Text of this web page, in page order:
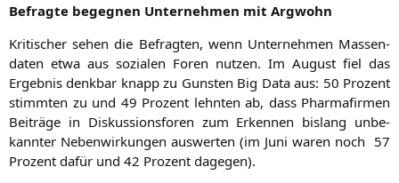
Befrag­te begeg­nen Unter­neh­men mit Argwohn
Kri­ti­scher sehen die Befrag­ten, wenn Unter­neh­men Mas­sen­
da­ten etwa aus sozia­len Foren nut­zen. Im August fiel das
Ergeb­nis denk­bar knapp zu Guns­ten Big Data aus: 50 Pro­zent
stimm­ten zu und 49 Pro­zent lehn­ten ab, dass Phar­ma­fir­men
Bei­trä­ge in Dis­kus­si­ons­fo­ren zum Erken­nen bis­lang unbe­
kann­ter Neben­wir­kun­gen aus­wer­ten (im Juni waren noch 57
Pro­zent dafür und 42 Pro­zent dagegen).